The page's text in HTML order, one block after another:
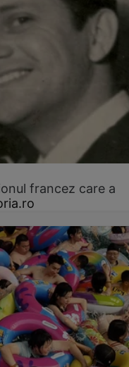
francez care a